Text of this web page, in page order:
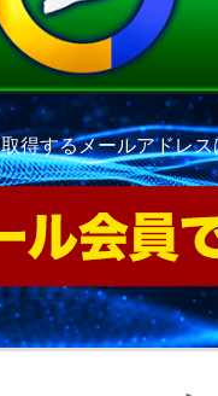
得するメールアドレス